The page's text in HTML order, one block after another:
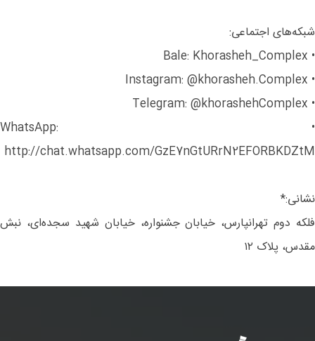
شبکه‌های اجتماعی:
• Bale: Khorasheh_Complex
• Instagram: @khorasheh.Complex
• Telegram: @khorashehComplex
• WhatsApp:
http://chat.whatsapp.com/GzE7nGtURrN2EFORBKDZtM
نشانی:*
فلکه دوم تهرانپارس، خیابان جشنواره، خیابان شهید سجده‌ای، نبش
مقدس، پلاک ۱۲